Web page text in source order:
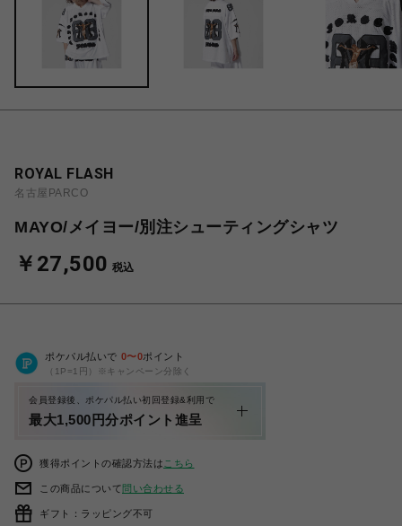
ROYAL FLASH
名古屋PARCO
MAYO/メイヨー/別注シューティングシャツ
￥27,500 税込
ポケパル払いで 0〜0ポイント
（1P=1円）※キャンペーン分除く
会員登録後、ポケパル払い初回登録&利用で
最大1,500円分ポイント進呈
獲得ポイントの確認方法は こちら
この商品について問い合わせる
ギフト：ラッピング不可